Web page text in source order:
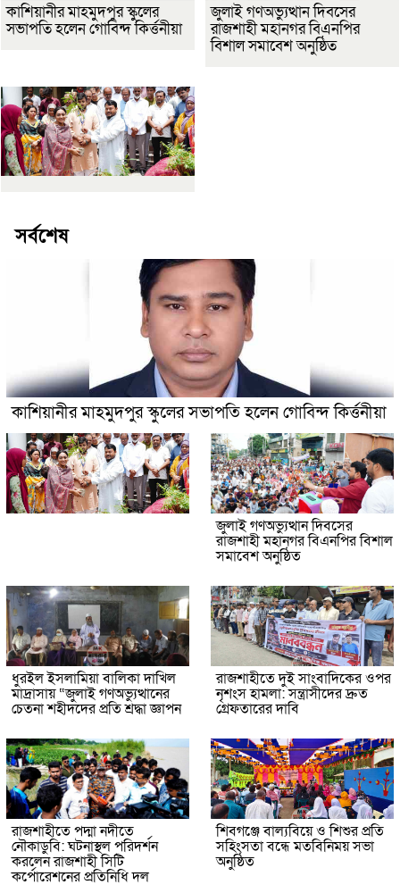
কাশিয়ানীর মাহমুদপুর স্কুলের
সভাপতি হলেন গোবিন্দ কির্ত্তনীয়া
জুলাই গণঅভ্যুত্থান দিবসের
রাজশাহী মহানগর বিএনপির
বিশাল সমাবেশ অনুষ্ঠিত
সর্বশেষ
কাশিয়ানীর মাহমুদপুর স্কুলের সভাপতি হলেন গোবিন্দ কির্ত্তনীয়া
জুলাই গণঅভ্যুত্থান দিবসের
রাজশাহী মহানগর বিএনপির বিশাল
সমাবেশ অনুষ্ঠিত
ধুরইল ইসলামিয়া বালিকা দাখিল
মাদ্রাসায় “জুলাই গণঅভ্যুত্থানের
চেতনা শহীদদের প্রতি শ্রদ্ধা জ্ঞাপন
রাজশাহীতে দুই সাংবাদিকের ওপর
নৃশংস হামলা: সন্ত্রাসীদের দ্রুত
গ্রেফতারের দাবি
রাজশাহীতে পদ্মা নদীতে
নৌকাডুবি: ঘটনাস্থল পরিদর্শন
করলেন রাজশাহী সিটি
কর্পোরেশনের প্রতিনিধি দল
শিবগঞ্জে বাল্যবিয়ে ও শিশুর প্রতি
সহিংসতা বন্ধে মতবিনিময় সভা
অনুষ্ঠিত